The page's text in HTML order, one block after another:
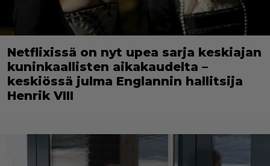
Netflixissä on nyt upea sarja keskiajan
kuninkaallisten aikakaudelta –
keskiössä julma Englannin hallitsija
Henrik VIII